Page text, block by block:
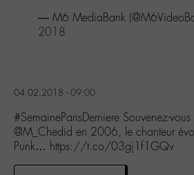
recherche
— M6 MediaBank
2018
04.02.2018 - 09:00
#SemaineParisDerniere Souvenez-
@M_Chedid en 2006, le chanteur
Punk… https://t.co/03gj1f1GQv